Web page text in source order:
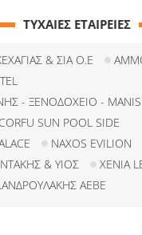
ΤΥΧΑΙΕΣ ΕΤΑΙΡΕΙΕΣ
& ΣΙΑ O.E
- ΞΕΝΟΔΟΧΕΙΟ - MANIS
SUN POOL SIDE
NAXOS EVILION
& ΥΙΟΣ
XENIA
ΑΕΒΕ